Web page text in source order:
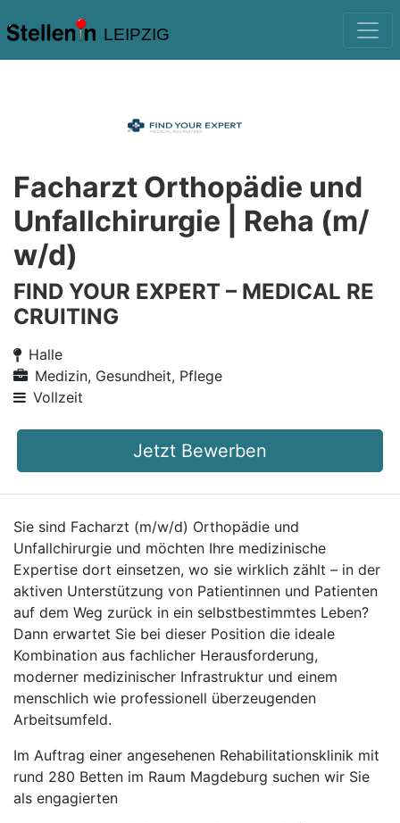
LEIPZIG
Facharzt Orthopädie und
Unfallchirurgie | Reha (m/
w/d)
FIND YOUR EXPERT – MEDICAL RE
CRUITING
Halle
Medizin, Gesundheit, Pflege
Vollzeit
Jetzt Bewerben
Sie sind Facharzt (m/w/d) Orthopädie und
Unfallchirurgie und möchten Ihre medizinische
Expertise dort einsetzen, wo sie wirklich zählt – in der
aktiven Unterstützung von Patientinnen und Patienten
auf dem Weg zurück in ein selbstbestimmtes Leben?
Dann erwartet Sie bei dieser Position die ideale
Kombination aus fachlicher Herausforderung,
moderner medizinischer Infrastruktur und einem
menschlich wie professionell überzeugenden
Arbeitsumfeld.
Im Auftrag einer angesehenen Rehabilitationsklinik mit
rund 280 Betten im Raum Magdeburg suchen wir Sie
als engagierten